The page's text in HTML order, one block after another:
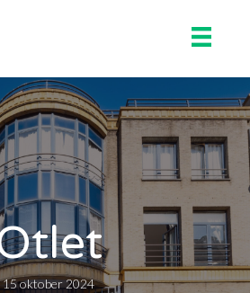
15 oktober 2024